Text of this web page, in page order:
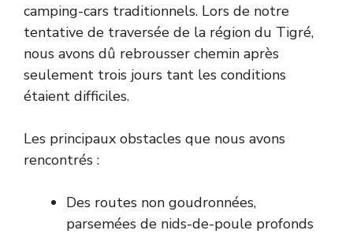
camping-cars traditionnels. Lors de notre
tentative de traversée de la région du Tigré,
nous avons dû rebrousser chemin après
seulement trois jours tant les conditions
étaient difficiles.
Les principaux obstacles que nous avons
rencontrés :
Des routes non goudronnées,
parsemées de nids-de-poule profonds